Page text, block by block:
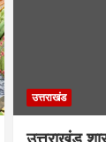
उत्तराखंड